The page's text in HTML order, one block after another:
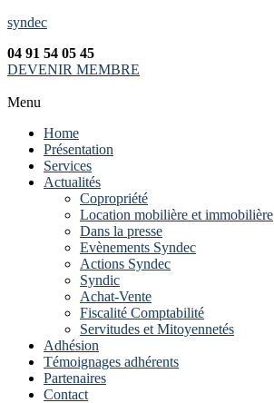
syndec
04 91 54 05 45
DEVENIR MEMBRE
Menu
Home
Présentation
Services
Actualités
Copropriété
Location mobilière et immobilière
Dans la presse
Evènements Syndec
Actions Syndec
Syndic
Achat-Vente
Fiscalité Comptabilité
Servitudes et Mitoyennetés
Adhésion
Témoignages adhérents
Partenaires
Contact